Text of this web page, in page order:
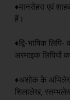
♦मानसेहरा एवं
हैं।
♦द्वि-भाषिक
अरमाइक लिपियों
♦अशोक के अभिलेख
शिलालेख,